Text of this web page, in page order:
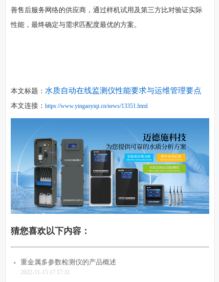
善售后服务网络的供应商，通过样机试用及第三方比对验证实际
性能，最终确定与需求匹配度最优的方案。
本文标题：水质自动在线监测仪性能要求与运维管理要点
本文连接：https://www.yingaoyiqi.cn/news/13351.html
猜您喜欢以下内容：
重金属多参数检测仪的产品概述
2022-11-15 17:17:31